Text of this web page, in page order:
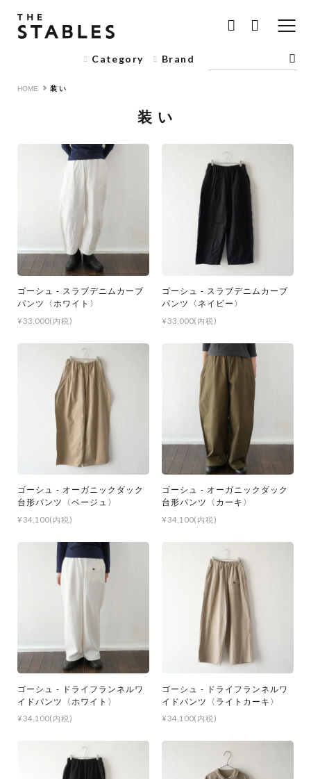
Category Brand
HOME 装 い
装 い
ゴーシュ - スラブデニムカーブ
パンツ〈ホワイト〉
¥33,000(内税)
ゴーシュ - スラブデニムカーブ
パンツ〈ネイビー〉
¥33,000(内税)
ゴーシュ - オーガニックダック
台形パンツ〈ベージュ〉
¥34,100(内税)
ゴーシュ - オーガニックダック
台形パンツ〈カーキ〉
¥34,100(内税)
ゴーシュ - ドライフランネルワ
イドパンツ〈ホワイト〉
¥34,100(内税)
ゴーシュ - ドライフランネルワ
イドパンツ〈ライトカーキ〉
¥34,100(内税)